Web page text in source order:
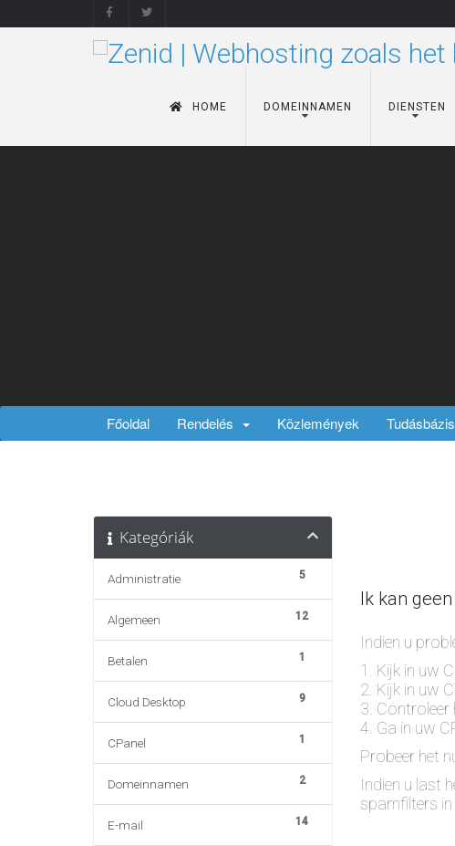
HOME DOMEINNAMEN DIENSTEN
Főoldal Rendelés Közlemények Tudásbázis
Kategóriák
5
Administratie
12
Algemeen
1
Betalen
9
Cloud Desktop
1
CPanel
2
Domeinnamen
14
E-mail
Ik kan
Indien u
1. Kijk in uw
2. Kijk in uw
3.
4. Ga in uw
Probeer het
Indien u last
spamfilters